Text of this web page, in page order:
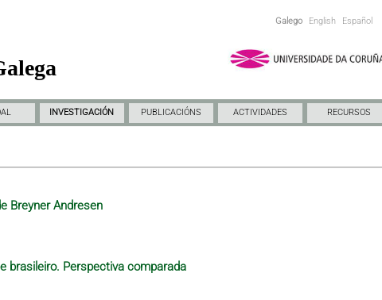
Galego English Español
INVESTIGACIÓN PUBLICACIÓNS ACTIVIDADES RECURSOS
Breyner Andresen
brasileiro. Perspectiva comparada